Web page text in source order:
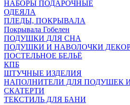
НАБОРЫ ПОДАРОЧНЫЕ
ОДЕЯЛА
ПЛЕДЫ, ПОКРЫВАЛА
Покрывала Гобелен
ПОДУШКИ ДЛЯ СНА
ПОДУШКИ И НАВОЛОЧКИ
ПОСТЕЛЬНОЕ БЕЛЬЁ
КПБ
ШТУЧНЫЕ ИЗДЕЛИЯ
НАПОЛНИТЕЛИ ДЛЯ ПОДУШЕК
СКАТЕРТИ
ТЕКСТИЛЬ ДЛЯ БАНИ